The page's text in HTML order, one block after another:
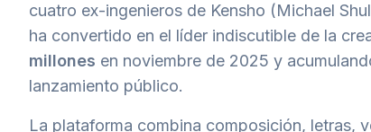
cuatro ex-ingenieros de Kensho (Michael
ha convertido en el líder indiscutible de la
millones en noviembre de 2025 y
lanzamiento público.
La plataforma combina composición, letras,